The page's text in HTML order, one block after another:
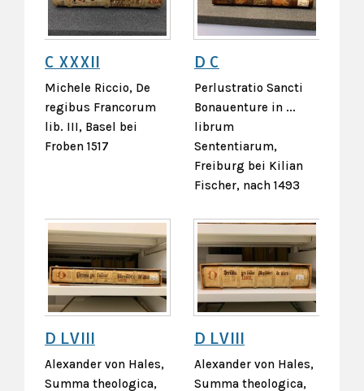
C XXXII
Michele Riccio, De
regibus Francorum
lib. III, Basel bei
Froben 1517
D C
Perlustratio Sancti
Bonauenture in ...
librum
Sententiarum,
Freiburg bei Kilian
Fischer, nach 1493
D LVIII
Alexander von Hales,
Summa theologica,
D LVIII
Alexander von Hales,
Summa theologica,